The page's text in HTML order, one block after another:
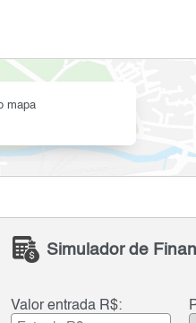
mapa
Simulador de
Valor entrada R$: